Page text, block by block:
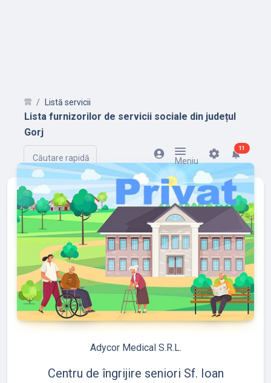
Listă servicii
Lista furnizorilor de servicii sociale din județul
Gorj
Căutare rapidă account_circle
Meniu
settings notifications11
refresh edit
Adycor Medical S.R.L.
Centru de îngrijire seniori Sf. Ioan